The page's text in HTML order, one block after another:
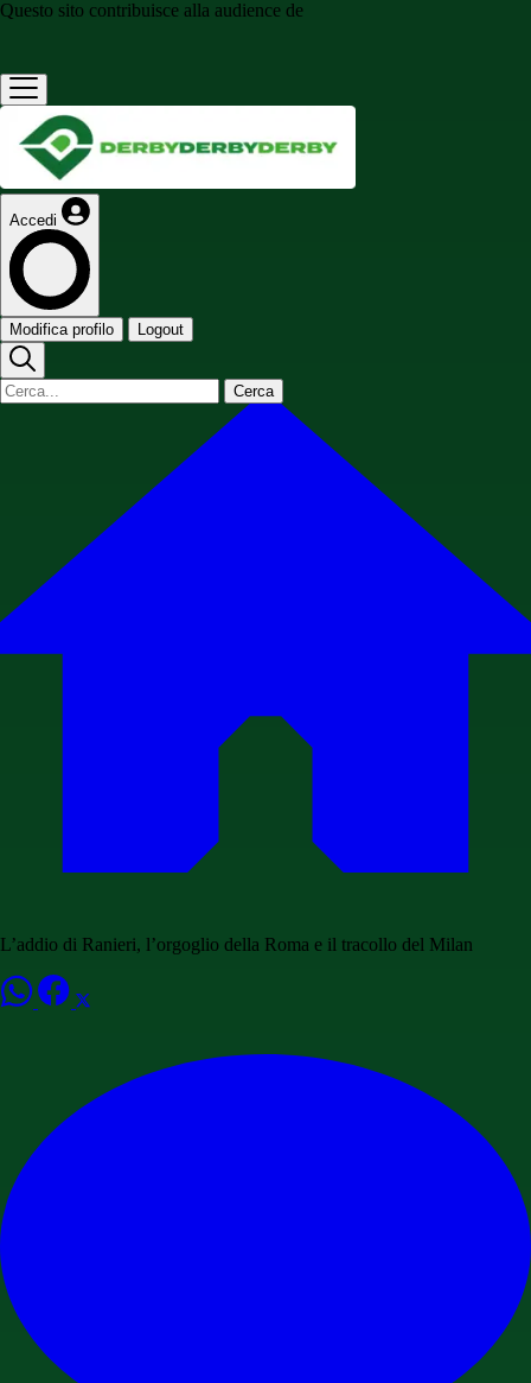
Questo sito contribuisce alla audience de
Accedi
Modifica profilo Logout
Cerca
L’addio di Ranieri, l’orgoglio della Roma e il tracollo del Milan